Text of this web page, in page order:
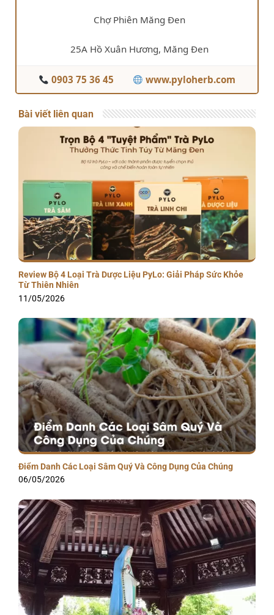
Chợ Phiên Măng Đen
25A Hồ Xuân Hương, Măng Đen
0903 75 36 45 www.pyloherb.com
Bài viết liên quan
Review Bộ 4 Loại Trà Dược Liệu PyLo: Giải Pháp Sức Khỏe
Từ Thiên Nhiên
11/05/2026
Điểm Danh Các Loại Sâm Quý Và Công Dụng Của Chúng
06/05/2026